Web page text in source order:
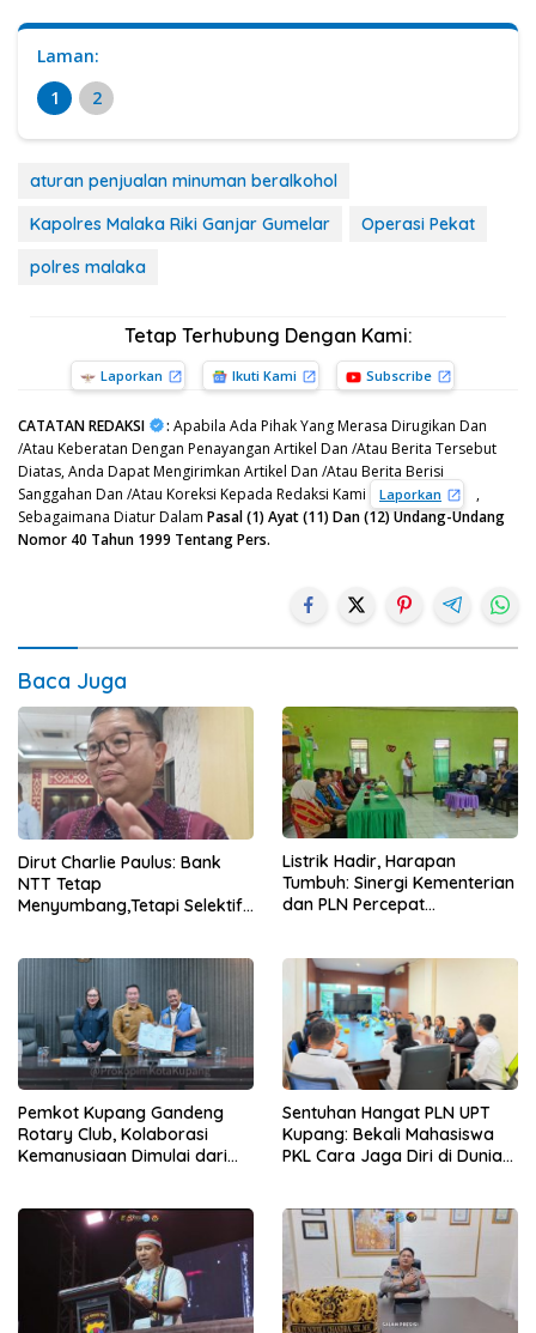
Laman:
1
2
aturan penjualan minuman beralkohol
Kapolres Malaka Riki Ganjar Gumelar
Operasi Pekat
polres malaka
Tetap Terhubung Dengan Kami:
Laporkan Ikuti Kami Subscribe
CATATAN REDAKSI : Apabila Ada Pihak Yang Merasa Dirugikan Dan
/Atau Keberatan Dengan Penayangan Artikel Dan /Atau Berita Tersebut
Diatas, Anda Dapat Mengirimkan Artikel Dan /Atau Berita Berisi
Sanggahan Dan /Atau Koreksi Kepada Redaksi Kami
Laporkan
,
Sebagaimana Diatur Dalam Pasal (1) Ayat (11) Dan (12) Undang-Undang
Nomor 40 Tahun 1999 Tentang Pers.
Baca Juga
Dirut Charlie Paulus: Bank
NTT Tetap
Menyumbang,Tetapi Selektif
Listrik Hadir, Harapan
Tumbuh: Sinergi Kementerian
dan PLN Percepat
Pemkot Kupang Gandeng
Rotary Club, Kolaborasi
Kemanusiaan Dimulai dari
Sentuhan Hangat PLN UPT
Kupang: Bekali Mahasiswa
PKL Cara Jaga Diri di Dunia